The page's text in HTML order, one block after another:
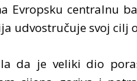
Evropsku centralnu
udvostručuje svoj cilj
da je veliki dio